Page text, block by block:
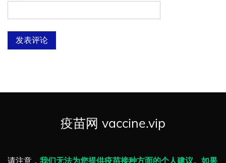
疫苗网 vaccine.vip
请注意， 我们无法为您提供疫苗接种方面的个人建议。如果